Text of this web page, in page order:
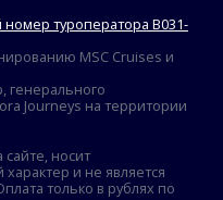
туроператора В031-
MSC Cruises и
генерального
Journeys на территории
носит
и не является
только в рублях по